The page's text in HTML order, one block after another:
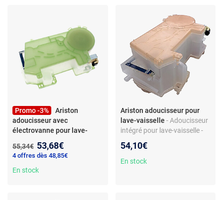
Promo -3%
Ariston
adoucisseur avec
électrovanne pour lave-
lave-vaisselle - Électrovanne
intégrée - Pièce de rechange -
Compatible Hotpoint, Indesit,
Ancien prix :
55,34€ Nouveau prix :
53,68€
4 offres dès 48,85€
En stock
Ariston adoucisseur pour
lave-vaisselle - Adoucisseur
intégré pour lave-vaisselle -
Électrovanne incluse -
Compatible
54,10€
En stock